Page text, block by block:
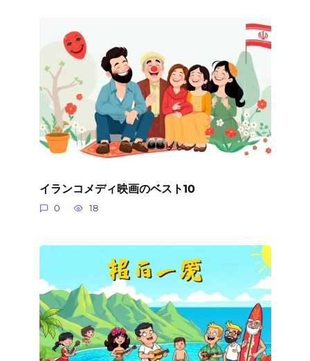
イランコメディ映画のベスト10
0 18